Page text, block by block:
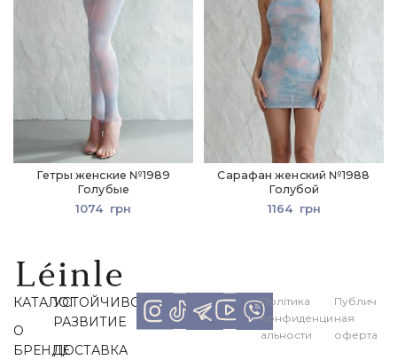
Гетры женские №1989
Голубые
1074 грн
Сарафан женский №1988
Голубой
1164 грн
КАТАЛОГ
О
БРЕНДЕ
УСТОЙЧИВОЕ
РАЗВИТИЕ
ДОСТАВКА
Політика
конфиденци
альности
Публич
ная
оферта